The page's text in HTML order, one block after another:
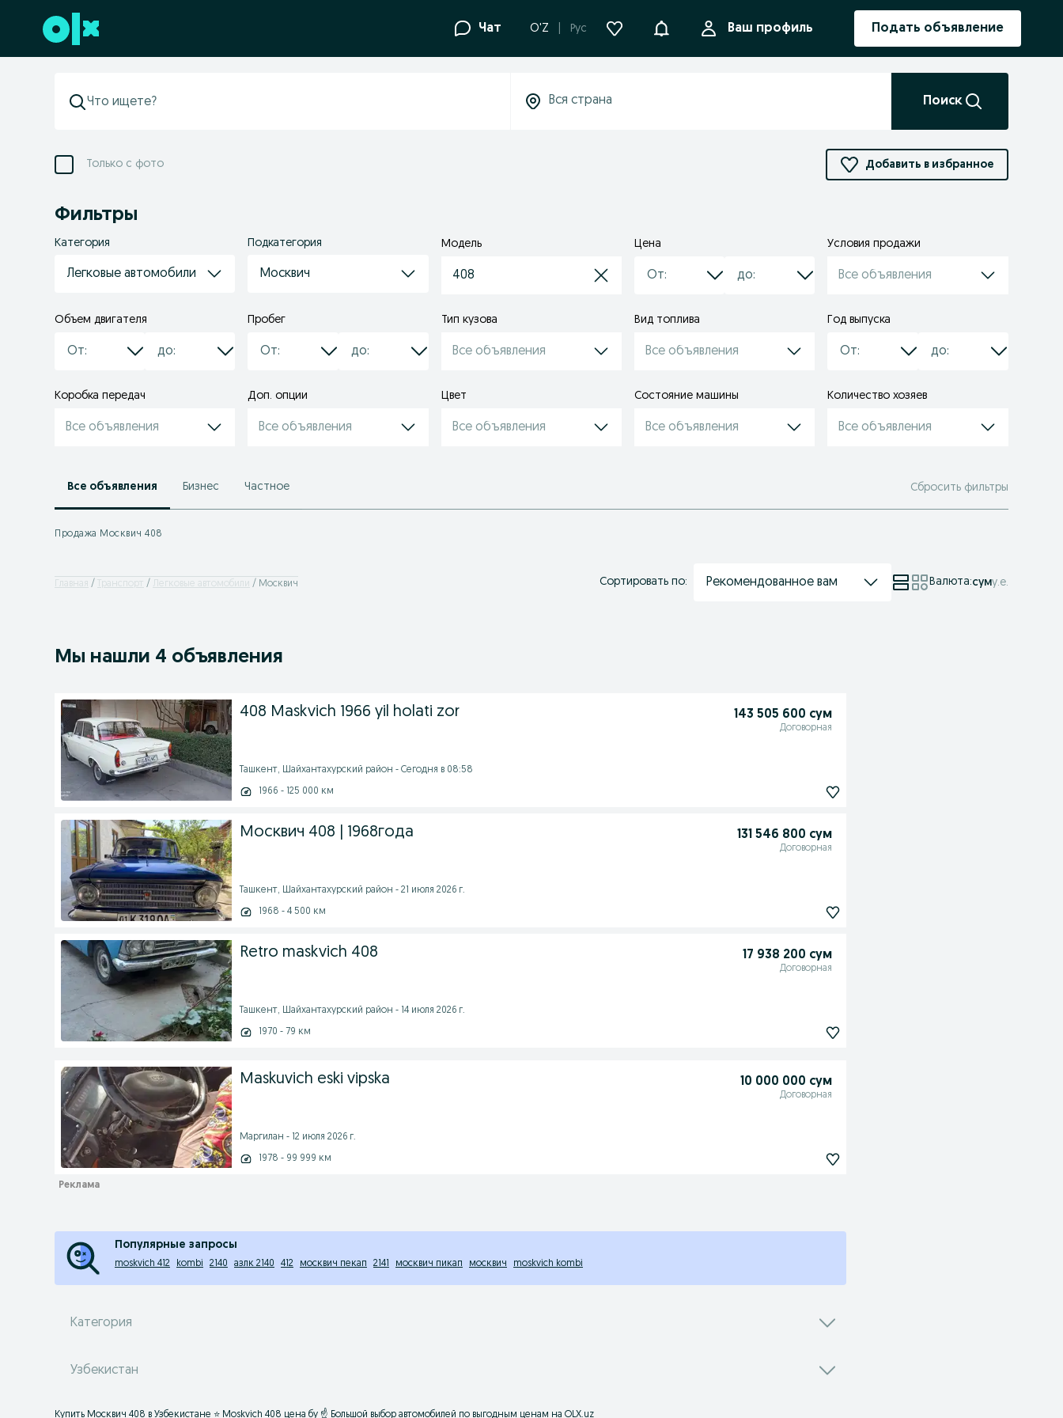
Перейти к нижнему колонтитулу Чат O'Z Рус УведомленияВаш профиль Подать объявление
Поиск
Только с фото Добавить в избранное
Фильтры
Категория
Легковые автомобили
Подкатегория
Москвич
Модель
408
Цена Условия продажи
Все объявления
Объем двигателя Пробег Тип кузова
Все объявления
Вид топлива
Все объявления
Год выпуска
Коробка передач
Все объявления
Доп. опции
Все объявления
Цвет
Все объявления
Состояние машины
Все объявления
Количество хозяев
Все объявления
Все объявления Бизнес Частное Сбросить фильтры
Продажа Москвич 408
Главная Транспорт Легковые автомобили Москвич Сортировать по: Рекомендованное вам Валюта:суму.е.
Мы нашли 4 объявления
408 Maskvich 1966 yil holati zor 143 505 600 сум
Договорная
Ташкент, Шайхантахурский район - Сегодня в 08:58
1966 - 125 000 км
Москвич 408 | 1968года 131 546 800 сум
Договорная
Ташкент, Шайхантахурский район - 21 июля 2026 г.
1968 - 4 500 км
Retro maskvich 408 17 938 200 сум
Договорная
Ташкент, Шайхантахурский район - 14 июля 2026 г.
1970 - 79 км
Maskuvich eski vipska 10 000 000 сум
Договорная
Маргилан - 12 июля 2026 г.
1978 - 99 999 км
Популярные запросы
moskvich 412 kombi 2140 азлк 2140 412 москвич пекап 2141 москвич пикап москвич moskvich kombi
Категория
Узбекистан
Купить Москвич 408 в Узбекистане ⭐ Moskvich 408 цена бу ☝ Большой выбор автомобилей по выгодным ценам на OLX.uz